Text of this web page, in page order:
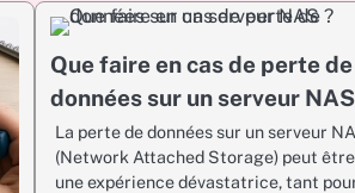
Que faire en cas de perte de
données sur un serveur
La perte de données sur un serveur
(Network Attached Storage) peut être
une expérience dévastatrice, tant